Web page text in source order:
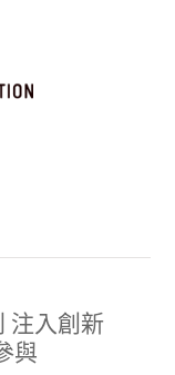
注入創新
與